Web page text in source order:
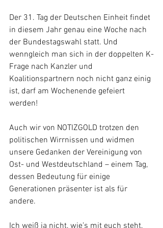
Der 31. Tag der Deutschen Einheit findet
in diesem Jahr genau eine Woche nach
der Bundestagswahl statt. Und
wenngleich man sich in der doppelten K-
Frage nach Kanzler und
Koalitionspartnern noch nicht ganz einig
ist, darf am Wochenende gefeiert
werden!
Auch wir von NOTIZGOLD trotzen den
politischen Wirrnissen und widmen
unsere Gedanken der Vereinigung von
Ost- und Westdeutschland – einem Tag,
dessen Bedeutung für einige
Generationen präsenter ist als für
andere.
Ich weiß ja nicht, wie’s mit euch steht,